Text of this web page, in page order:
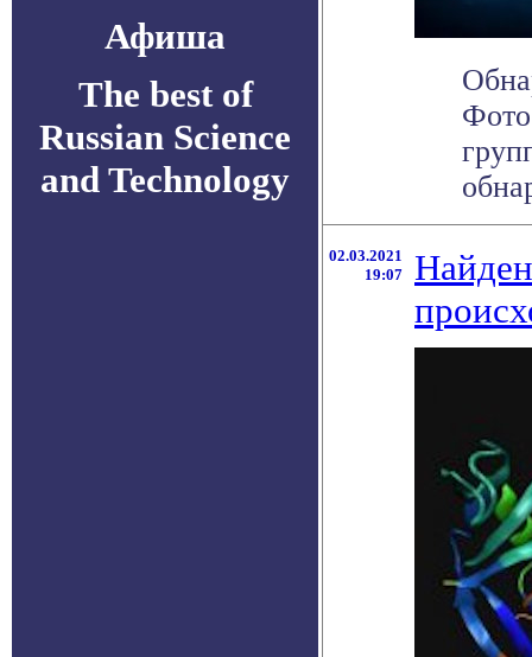
Афиша
The best of
Russian Science
and Technology
02.03.2021
19:07